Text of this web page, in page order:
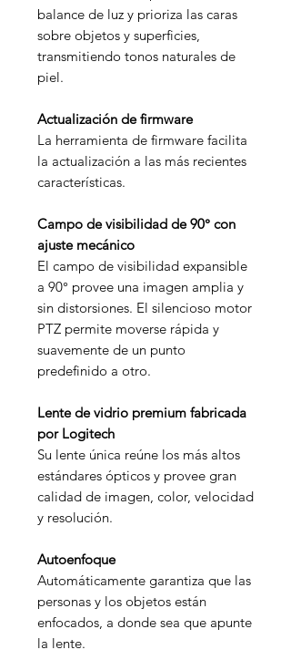
balance de luz y prioriza las caras
sobre objetos y superficies,
transmitiendo tonos naturales de
piel.
Actualización de firmware
La herramienta de firmware facilita
la actualización a las más recientes
características.
Campo de visibilidad de 90° con
ajuste mecánico
El campo de visibilidad expansible
a 90° provee una imagen amplia y
sin distorsiones. El silencioso motor
PTZ permite moverse rápida y
suavemente de un punto
predefinido a otro.
Lente de vidrio premium fabricada
por Logitech
Su lente única reúne los más altos
estándares ópticos y provee gran
calidad de imagen, color, velocidad
y resolución.
Autoenfoque
Automáticamente garantiza que las
personas y los objetos están
enfocados, a donde sea que apunte
la lente.